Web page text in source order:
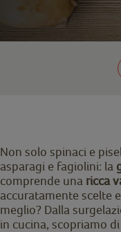
Non solo spinaci e
asparagi e fagiolini: la
comprende una ricca
accuratamente scelte
meglio? Dalla
in cucina, scopriamo